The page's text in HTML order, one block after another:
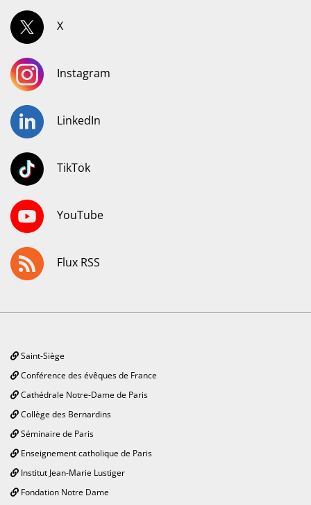
X
Instagram
LinkedIn
TikTok
YouTube
Flux RSS
Saint-Siège
Conférence des évêques de France
Cathédrale Notre-Dame de Paris
Collège des Bernardins
Séminaire de Paris
Enseignement catholique de Paris
Institut Jean-Marie Lustiger
Fondation Notre Dame